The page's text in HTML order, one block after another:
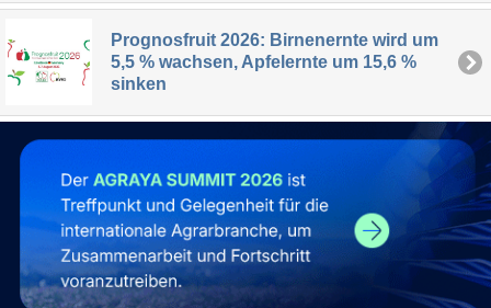
Prognosfruit 2026: Birnenernte wird um
5,5 % wachsen, Apfelernte um 15,6 %
sinken